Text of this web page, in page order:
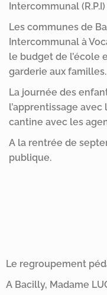
Intercommunal (R.P.I)
Les communes de
Intercommunal à
le budget de l’école
garderie aux familles.
La journée des
l’apprentissage
cantine avec les
A la rentrée de
publique.
Le regroupement
A Bacilly, Madame